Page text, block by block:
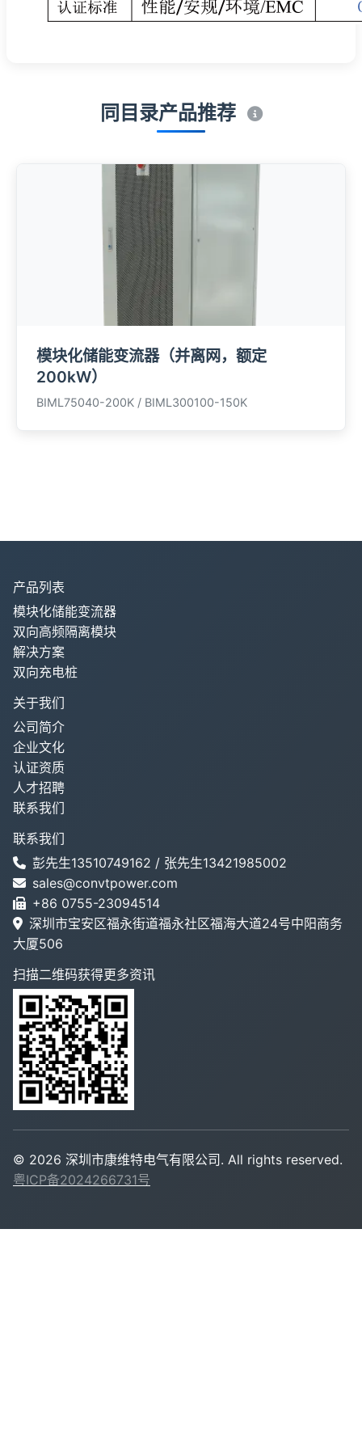
同目录产品推荐
模块化储能变流器（并离网，额定
200kW）
BIML75040-200K / BIML300100-150K
产品列表
模块化储能变流器
双向高频隔离模块
解决方案
双向充电桩
关于我们
公司简介
企业文化
认证资质
人才招聘
联系我们
联系我们
彭先生13510749162 / 张先生13421985002
sales@convtpower.com
+86 0755-23094514
深圳市宝安区福永街道福永社区福海大道24号中阳商务
大厦506
扫描二维码获得更多资讯
© 2026 深圳市康维特电气有限公司. All rights reserved.
粤ICP备2024266731号